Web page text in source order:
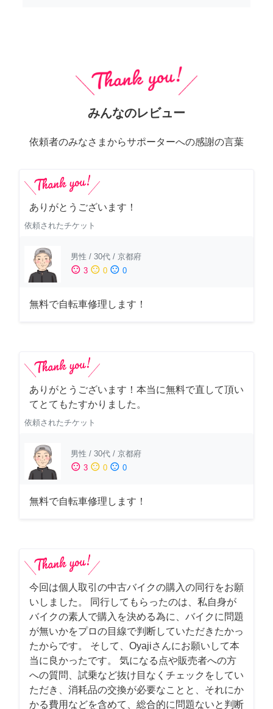
みんなのレビュー
依頼者のみなさまからサポーターへの感謝の言葉
ありがとうございます！
依頼されたチケット
男性 / 30代 / 京都府
sentiment_satisfied 3 sentiment_neutral 0 sentiment_dissatisfied 0
無料で自転車修理します！
ありがとうございます！本当に無料で直して頂い
てとてもたすかりました。
依頼されたチケット
男性 / 30代 / 京都府
sentiment_satisfied 3 sentiment_neutral 0 sentiment_dissatisfied 0
無料で自転車修理します！
今回は個人取引の中古バイクの購入の同行をお願
いしました。 同行してもらったのは、私自身が
バイクの素人で購入を決める為に、バイクに問題
が無いかをプロの目線で判断していただきたかっ
たからです。 そして、Oyajiさんにお願いして本
当に良かったです。 気になる点や販売者への方
への質問、試乗など抜け目なくチェックをしてい
ただき、消耗品の交換が必要なことと、それにか
かる費用などを含めて、総合的に問題ないと判断